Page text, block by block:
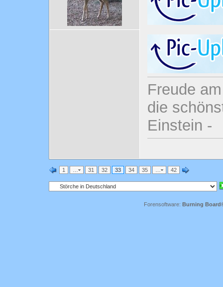
Freude
die
Einstein -
1 31 32 33 34 35 42
Forensoftware: Burning